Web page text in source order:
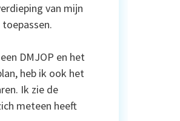
van mijn
DMJOP en het
heb ik ook het
Ik zie de
meteen heeft